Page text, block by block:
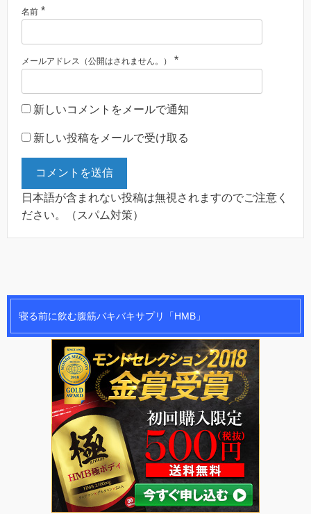
名前 *
メールアドレス（公開はされません。） *
新しいコメントをメールで通知
新しい投稿をメールで受け取る
日本語が含まれない投稿は無視されますのでご注意く
ださい。（スパム対策）
寝る前に飲む腹筋バキバキサプリ「HMB」